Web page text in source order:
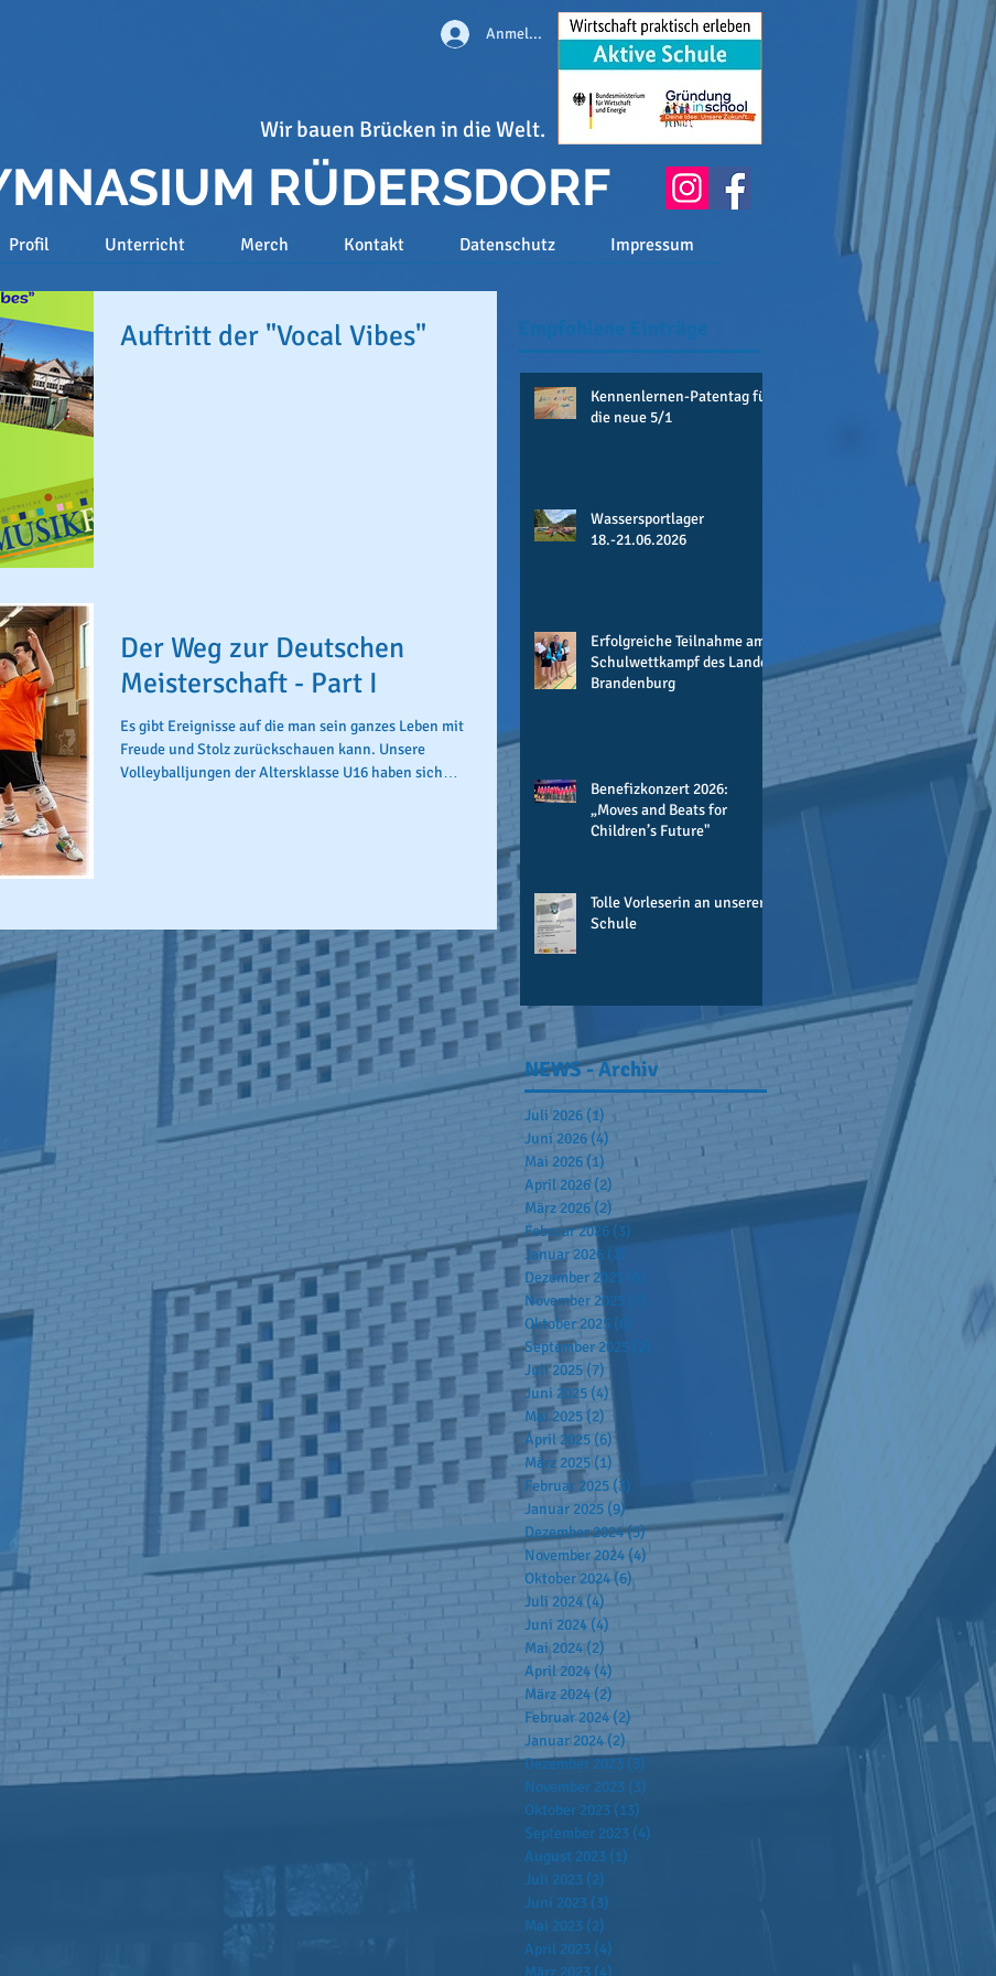
Anmelden
Wir bauen Brücken in die Welt.
RÜDERSDORF
Profil Unterricht Merch Kontakt Datenschutz Impressum
Auftritt der "Vocal Vibes"
Der Weg zur Deutschen
Meisterschaft - Part I
Es gibt Ereignisse auf die man sein ganzes Leben mit
Freude und Stolz zurückschauen kann. Unsere
Volleyballjungen der Altersklasse U16 haben sich
von Luc Bannuscher: "Unsere U16-Schulmanns
Kennenlernen-Patentag für
die neue 5/1
Wassersportlager
18.-21.06.2026
Erfolgreiche Teilnahme am
Schulwettkampf des Landes
Brandenburg
Benefizkonzert 2026:
„Moves and Beats for
Children’s Future"
Tolle Vorleserin an unserer
Schule
NEWS - Archiv
Juli 2026 (1)
Juni 2026 (4)
Mai 2026 (1) 1 Beitrag
April 2026 (2)
März 2026 (2) 2 Beiträge
Februar 2026 (3)
Januar 2026 (2)
Dezember 2025
November 2025
Oktober 2025 (6)
September 2025
Juli 2025 (7)
Juni 2025 (4)
Mai 2025 (2)
April 2025 (6)6 Beiträge
März 2025 (1)
Februar 2025 (3)
Januar 2025 (9)9 Beiträge
Dezember 2024(5)5 Beiträge
November 2024 (4)
Oktober 2024 (6)
Juli 2024 (4) 4 Beiträge
Juni 2024 (4)
Mai 2024 (2)
April 2024 (4)
März 2024 (2)
Februar 2024 (2)
Januar 2024 (2) 2 Beiträge
Dezember 2023 (3)
November 2023 (3)
Oktober 2023 (13)
September 2023 (4)
August 2023 (1)
Juli 2023 (2)
Juni 2023 (3)
Mai 2023 (2)
April 2023 (4)
März 2023 (4)